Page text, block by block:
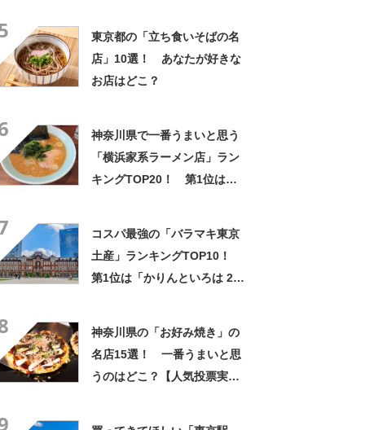
東京都の「立ち食いそばの名
店」10選！ あなたが好きな
お店はどこ？
神奈川県で一番うまいと思う
「横浜家系ラーメン店」ラン
キングTOP20！ 第1位は
コスパ最強の「バラマキ東京
土産」ランキングTOP10！
第1位は「かりんといろは 24
神奈川県の「お好み焼き」の
名店15選！ 一番うまいと思
うのはどこ？【人気投票実施